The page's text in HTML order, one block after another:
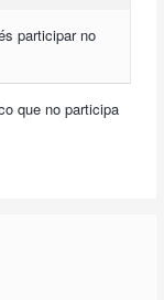
participar no
que no participa